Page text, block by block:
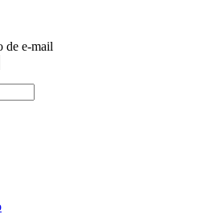
de e-mail